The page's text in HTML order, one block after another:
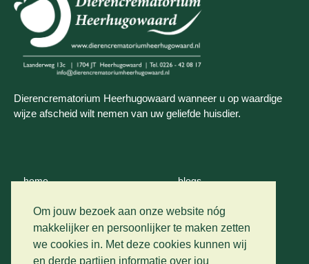
Om jouw bezoek aan onze website nóg
makkelijker en persoonlijker te maken zetten
we cookies in. Met deze cookies kunnen wij
en derde partijen informatie over jou
Dierencrematorium Heerhugowaard wanneer u op waardige
wijze afscheid wilt nemen van uw geliefde huisdier.
home
wie zijn wij
blogs
contact
privacy